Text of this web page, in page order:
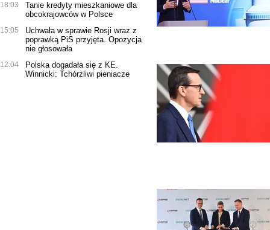
18:03
Tanie kredyty mieszkaniowe dla
obcokrajowców w Polsce
15:05
Uchwała w sprawie Rosji wraz z
poprawką PiS przyjęta. Opozycja
nie głosowała
12:04
Polska dogadała się z KE.
Winnicki: Tchórzliwi pieniacze